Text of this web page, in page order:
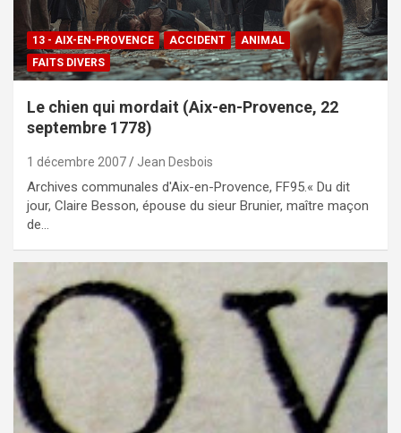
13 - AIX-EN-PROVENCE ACCIDENT
ANIMAL
FAITS DIVERS
Le chien qui mordait (Aix-en-Provence, 22
septembre 1778)
1 décembre 2007 Jean Desbois
Archives communales d'Aix-en-Provence, FF95.« Du dit
jour, Claire Besson, épouse du sieur Brunier, maître maçon
de…